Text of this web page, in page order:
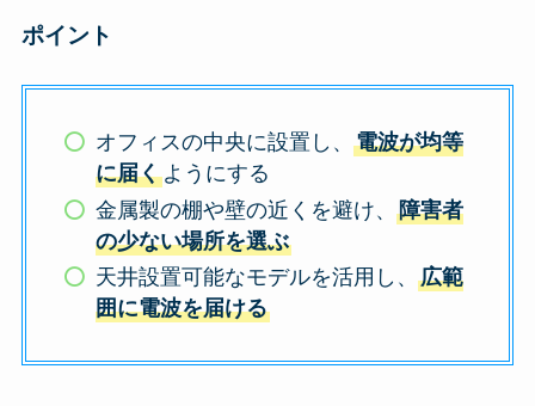
ポイント
オフィスの中央に設置し、電波が均等
に届くようにする
金属製の棚や壁の近くを避け、障害者
の少ない場所を選ぶ
天井設置可能なモデルを活用し、広範
囲に電波を届ける